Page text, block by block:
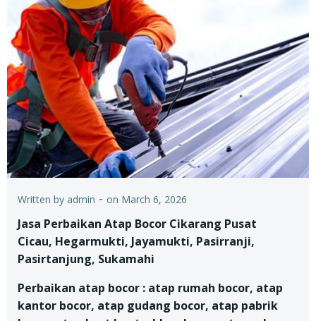
Written by admin - on March 6, 2026
Jasa Perbaikan Atap Bocor Cikarang Pusat
Cicau, Hegarmukti, Jayamukti, Pasirranji,
Pasirtanjung, Sukamahi
Perbaikan atap bocor : atap rumah bocor, atap
kantor bocor, atap gudang bocor, atap pabrik